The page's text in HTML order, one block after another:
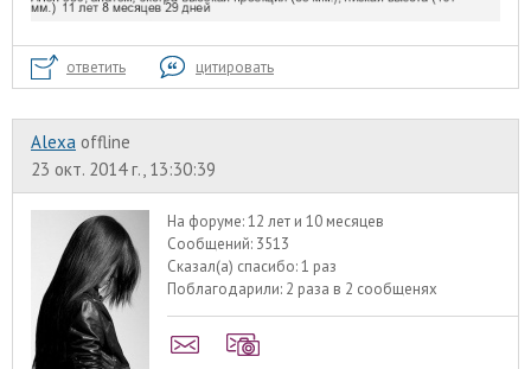
ответить цитировать
Alexa offline
23 окт. 2014 г., 13:30:39
На форуме:12 лет и 10 месяцев
Сообщений: 3513
Сказал(а) спасибо:1 раз
Поблагодарили: 2 раза в 2 сообщенях